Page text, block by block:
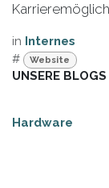
in Internes
#
Website
UNSERE BLOGS
Hardware